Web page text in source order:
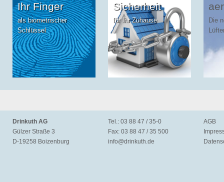
Ihr Finger
als biometrischer
Schlüssel
Sicherheit
für Ihr Zuhause
Die
Drinkuth AG
Gülzer Straße 3
D-19258 Boizenburg
Tel.: 03 88 47 / 35-0
Fax: 03 88 47 / 35 500
info@drinkuth.de
AGB